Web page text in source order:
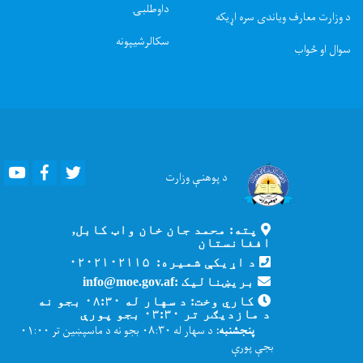
د وزارت معارف ویاندی سره اړیکه
سوال او ځواب
داوطلبۍ
سکالرشیپونه
د پوهنېوزارت Youtube Facebook
پته: محمد جان خان واټ کابل,
افغانستان
د اړیکې شمیره: ۰۲۰۲۱۰۲۱۱۵
بریښنالیک :info@moe.gov.af
کاري وخت: د سهار له ۰۸:۳۰ بجو نه
د مازدیګر تر ۰۳:۳۰ بجو پورې
پنجشنبه:
د سهار له ۰۸:۳۰ بجو نه د ماسپښین تر ۰۱:۰۰
بجې پورې